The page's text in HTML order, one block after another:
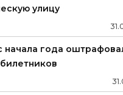
улицу
31.
начала года
31.